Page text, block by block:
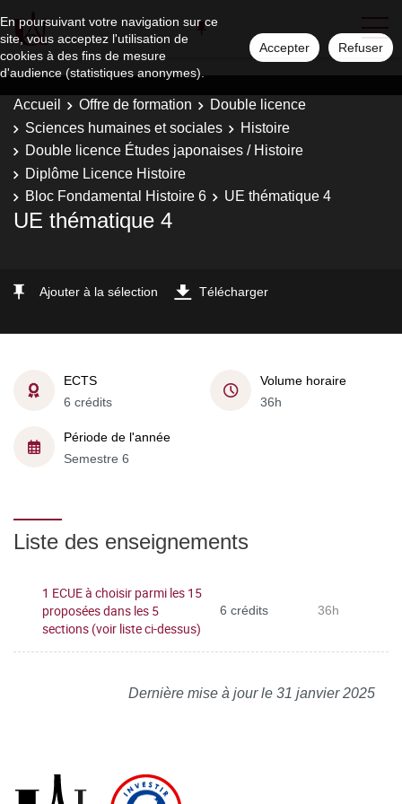
En poursuivant votre navigation sur ce
site, vous acceptez l'utilisation de
cookies à des fins de mesure
d'audience (statistiques anonymes).
Accepter Refuser
Accueil Offre de formation
Double licence
Sciences humaines et sociales
Histoire
Double licence Études japonaises / Histoire
Diplôme Licence Histoire
Bloc Fondamental Histoire 6
UE thématique 4
UE thématique 4
Ajouter à la sélection Télécharger
ECTS
6 crédits
Volume horaire
36h
Période de l'année
Semestre 6
Liste des enseignements
1 ECUE à choisir parmi les 15
proposées dans les 5
sections (voir liste ci-dessus)
6 crédits 36h
Dernière mise à jour le 31 janvier 2025